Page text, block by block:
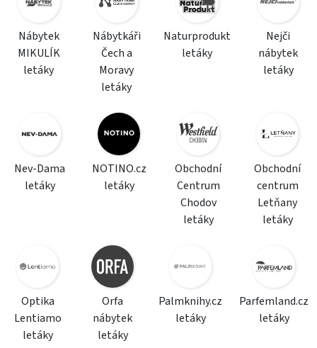
Nábytek
MIKULÍK
letáky
Nábytkáři
Čech a
Moravy
letáky
Naturprodukt
letáky
Nejči
nábytek
letáky
Nev-Dama
letáky
NOTINO.cz
letáky
Obchodní
Centrum
Chodov
letáky
Obchodní
centrum
Letňany
letáky
Optika
Lentiamo
letáky
Orfa
nábytek
letáky
Palmknihy.cz
letáky
Parfemland.cz
letáky